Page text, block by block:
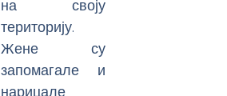
на своју
територију.
Жене су
запомагале и
нарицале